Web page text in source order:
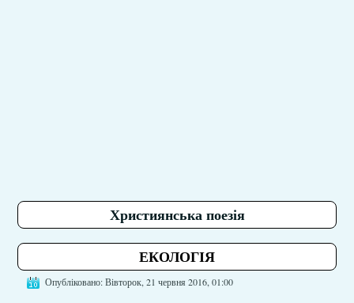
Християнська поезія
ЕКОЛОГІЯ
Опубліковано: Вівторок, 21 червня 2016, 01:00